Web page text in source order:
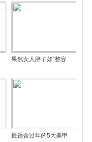
果然女人胖了如“整容
最适合过年的5大美甲